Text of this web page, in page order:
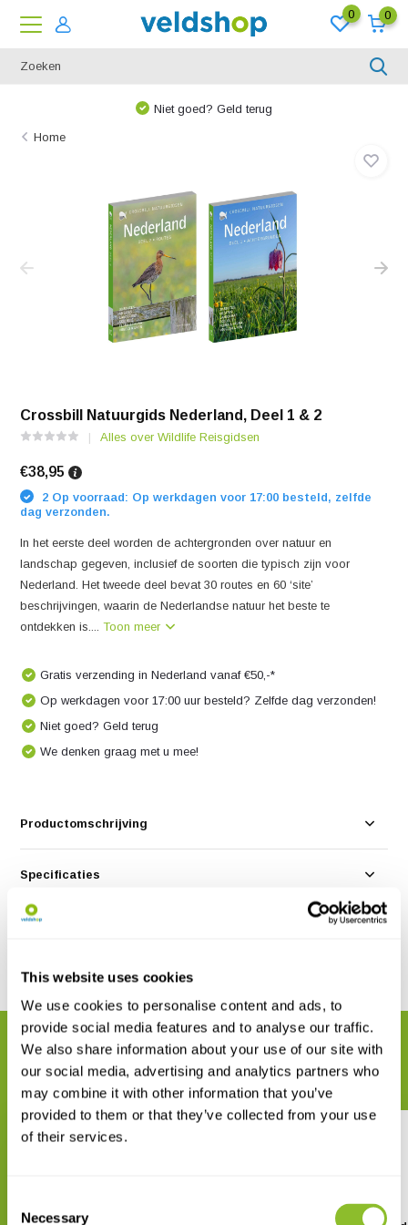
This website uses cookies
We use cookies to personalise content and ads, to
provide social media features and to analyse our traffic.
We also share information about your use of our site with
our social media, advertising and analytics partners who
may combine it with other information that you’ve
provided to them or that they’ve collected from your use
of their services.
Selection
Necessary
0 0
Niet goed? Geld terug
Home
Crossbill Natuurgids Nederland, Deel 1 & 2
Alles over Wildlife Reisgidsen
€38,95
2 Op voorraad: Op werkdagen voor 17:00 besteld, zelfde
dag verzonden.
In het eerste deel worden de achtergronden over natuur en
landschap gegeven, inclusief de soorten die typisch zijn voor
Nederland. Het tweede deel bevat 30 routes en 60 ‘site’
beschrijvingen, waarin de Nederlandse natuur het beste te
ontdekken is....Toon meer
Gratis verzending in Nederland vanaf €50,-*
Op werkdagen voor 17:00 uur besteld? Zelfde dag verzonden!
Niet goed? Geld terug
We denken graag met u mee!
Productomschrijving
Specificaties
Reviews
Delen
GERELATEERDE PRODUCTEN
Maak uw bestelling compleet